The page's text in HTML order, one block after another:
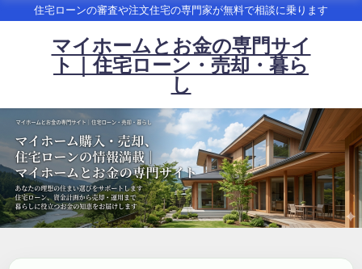
住宅ローンの審査や注文住宅の専門家が無料で相談に乗ります
マイホームとお金の専門サイ
ト｜住宅ローン・売却・暮ら
し